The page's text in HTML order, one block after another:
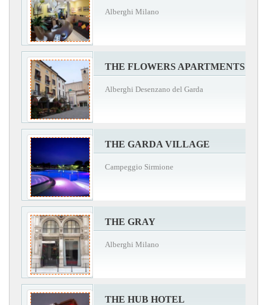
Alberghi Milano
THE FLOWERS APARTMENTS
Alberghi Desenzano del Garda
THE GARDA VILLAGE
Campeggio Sirmione
THE GRAY
Alberghi Milano
THE HUB HOTEL